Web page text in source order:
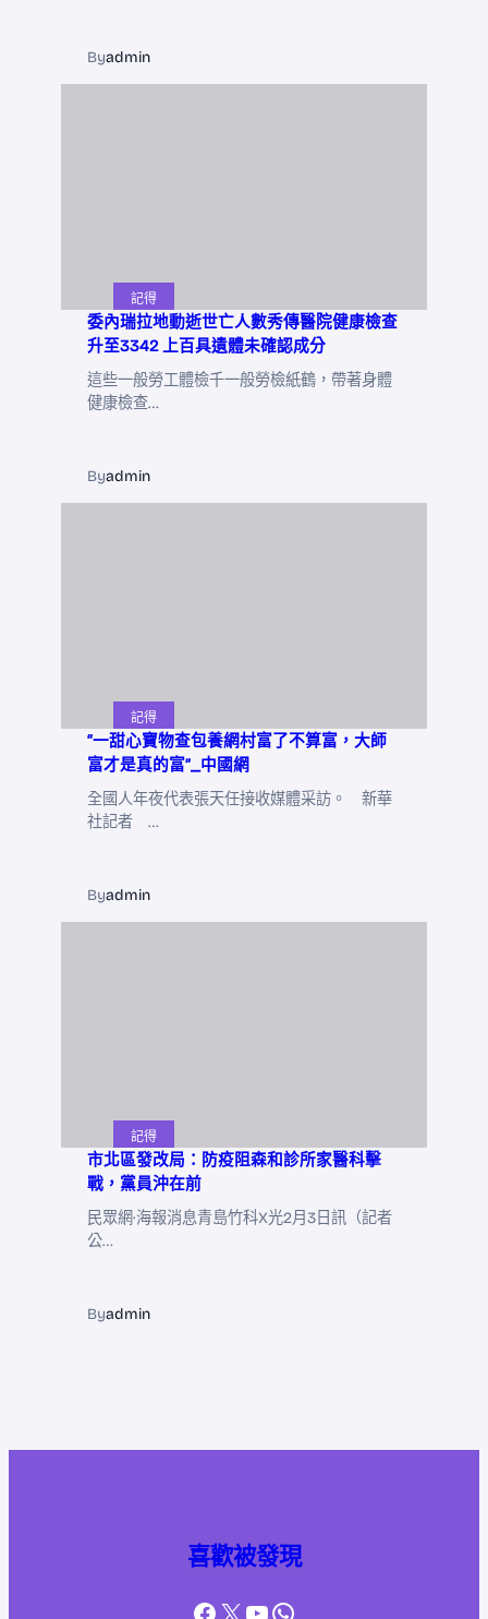
Byadmin
記得
委內瑞拉地動逝世亡人數秀傳醫院健康檢查
升至3342 上百具遺體未確認成分
這些一般勞工體檢千一般勞檢紙鶴，帶著身體
健康檢查…
Byadmin
記得
“一甜心寶物查包養網村富了不算富，大師
富才是真的富”_中國網
全國人年夜代表張天任接收媒體采訪。 新華
社記者 …
Byadmin
記得
市北區發改局：防疫阻森和診所家醫科擊
戰，黨員沖在前
民眾網·海報消息青島竹科X光2月3日訊（記者
公…
Byadmin
喜歡被發現
Facebook
X YouTube
WhatsApp